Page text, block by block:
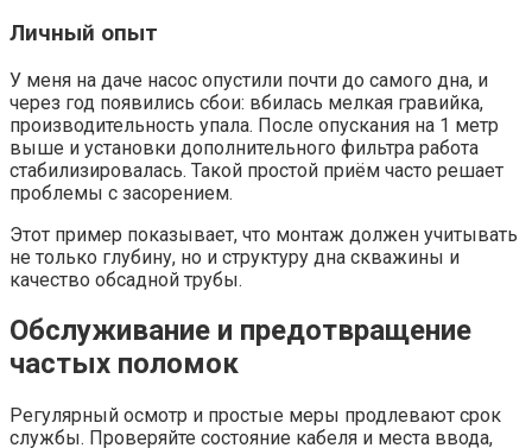
Личный опыт
У меня на даче насос опустили почти до самого дна, и
через год появились сбои: вбилась мелкая гравийка,
производительность упала. После опускания на 1 метр
выше и установки дополнительного фильтра работа
стабилизировалась. Такой простой приём часто решает
проблемы с засорением.
Этот пример показывает, что монтаж должен учитывать
не только глубину, но и структуру дна скважины и
качество обсадной трубы.
Обслуживание и предотвращение
частых поломок
Регулярный осмотр и простые меры продлевают срок
службы. Проверяйте состояние кабеля и места ввода,